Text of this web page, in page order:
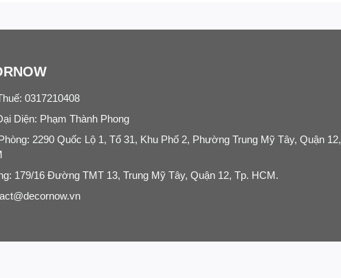
DECOR CHỈ CÓ TẠI
như đèn ngủ cắm điện mà làm tranh treo
0317210408
Diện: Phạm Thành Phong
2290 Quốc Lộ 1, Tổ 31, Khu Phố 2, Phường Trung Mỹ Tây, Quận 12,
179/16 Đường TMT 13, Trung Mỹ Tây, Quận 12, Tp. HCM.